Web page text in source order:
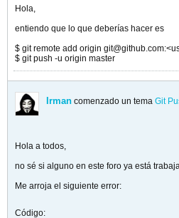
Hola,
entiendo que lo que deberías hacer es
$ git remote add origin
$ git push -u origin master​
Irman comenzado un tema Git
Hola a todos,
no sé si alguno en este foro ya está
Me arroja el siguiente error:
Código: